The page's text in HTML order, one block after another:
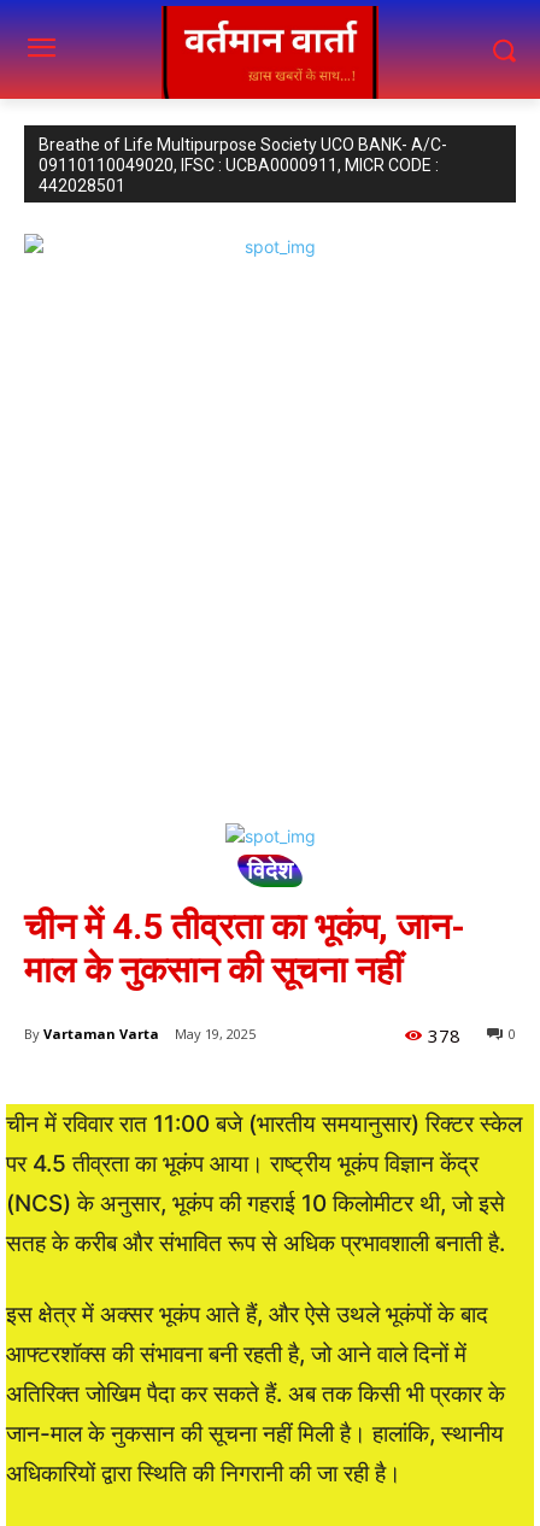
Breathe of Life Multipurpose Society UCO BANK- A/C-
09110110049020, IFSC : UCBA0000911, MICR CODE :
442028501
विदेश
चीन में 4.5 तीव्रता का भूकंप, जान-
माल के नुकसान की सूचना नहीं
By Vartaman Varta May 19, 2025 0
378
चीन में रविवार रात 11:00 बजे (भारतीय समयानुसार) रिक्टर स्केल
पर 4.5 तीव्रता का भूकंप आया। राष्ट्रीय भूकंप विज्ञान केंद्र
(NCS) के अनुसार, भूकंप की गहराई 10 किलोमीटर थी, जो इसे
सतह के करीब और संभावित रूप से अधिक प्रभावशाली बनाती है.
इस क्षेत्र में अक्सर भूकंप आते हैं, और ऐसे उथले भूकंपों के बाद
आफ्टरशॉक्स की संभावना बनी रहती है, जो आने वाले दिनों में
अतिरिक्त जोखिम पैदा कर सकते हैं. अब तक किसी भी प्रकार के
जान-माल के नुकसान की सूचना नहीं मिली है। हालांकि, स्थानीय
अधिकारियों द्वारा स्थिति की निगरानी की जा रही है।